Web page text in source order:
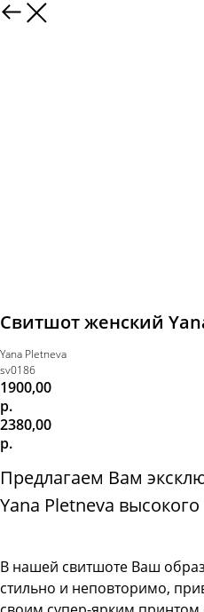
Свитшот женский
Yana Pletneva
sv0186
1900,00
р.
2380,00
р.
Предлагаем Вам
Yana Pletneva
В нашей свитшоте Ваш
стильно и неповторимо,